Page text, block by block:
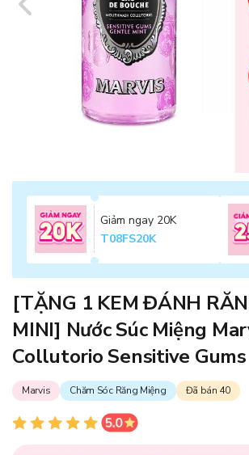
Giảm ngay 20K
T08FS20K
[TẶNG 1 KEM ĐÁNH
MINI] Nước Súc Miệng
Collutorio Sensitive Gums
Marvis Chăm Sóc Răng Miệng Đã bán 40